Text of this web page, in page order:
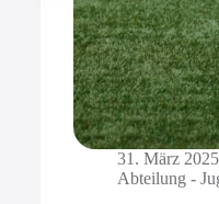
31. März 2025
Abteilung -